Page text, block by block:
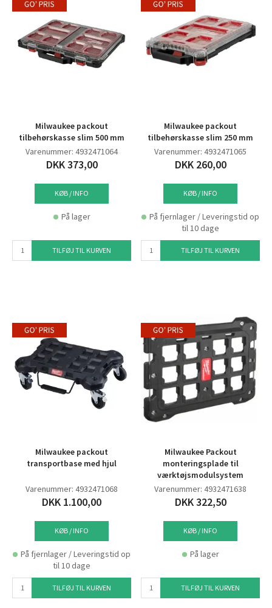
Milwaukee packout
tilbehørskasse slim 500 mm
Varenummer: 4932471064
DKK 373,00
KØB / INFO
På lager
TILFØJ TIL KURVEN
Milwaukee packout
tilbehørskasse slim 250 mm
Varenummer: 4932471065
DKK 260,00
KØB / INFO
På fjernlager / Leveringstid op
til 10 dage
TILFØJ TIL KURVEN
Milwaukee packout
transportbase med hjul
Varenummer: 4932471068
DKK 1.100,00
KØB / INFO
På fjernlager / Leveringstid op
til 10 dage
TILFØJ TIL KURVEN
Milwaukee Packout
monteringsplade til
værktøjsmodulsystem
Varenummer: 4932471638
DKK 322,50
KØB / INFO
På lager
TILFØJ TIL KURVEN